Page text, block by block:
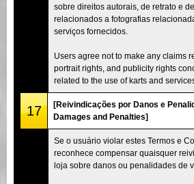
sobre direitos autorais, de retrato e
relacionados a fotografias
serviços fornecidos.
Users agree not to make any claims
portrait rights, and publicity rights
related to the use of karts and
17
[Reivindicações por Danos e
Damages and Penalties]
Se o usuário violar estes Termos e
reconhece compensar quaisquer
loja sobre danos ou penalidades de